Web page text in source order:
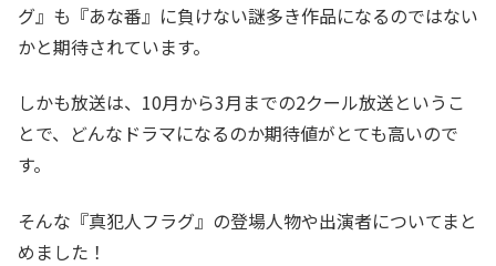
グ』も『あな番』に負けない謎多き作品になるのではない
かと期待されています。
しかも放送は、10月から3月までの2クール放送というこ
とで、どんなドラマになるのか期待値がとても高いので
す。
そんな『真犯人フラグ』の登場人物や出演者についてまと
めました！